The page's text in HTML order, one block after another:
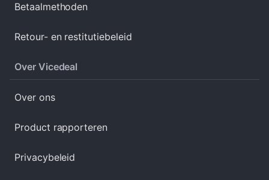
Betaalmethoden
Retour- en restitutiebeleid
Over Vicedeal
Over ons
Product rapporteren
Privacybeleid